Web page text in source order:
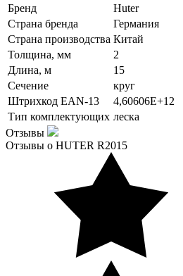
Бренд
Huter
Страна бренда
Германия
Страна производства Китай
Толщина, мм
2
Длина, м
15
Сечение
круг
Штрихкод EAN-13
4,60606E+12
Тип комплектующих леска
Отзывы
Отзывы о HUTER R2015